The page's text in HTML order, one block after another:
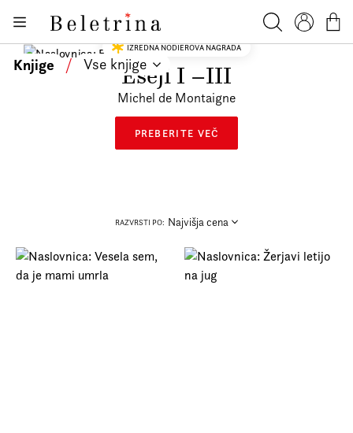
Beletrina
Knjige
Bralniki
Darilni e-boni
O nas
Knjige / Vse knjige
IZREDNA NODIEROVA NAGRADA
Eseji I –III
Michel de Montaigne
PREBERITE VEČ
RAZVRSTI PO: Najvišja cena